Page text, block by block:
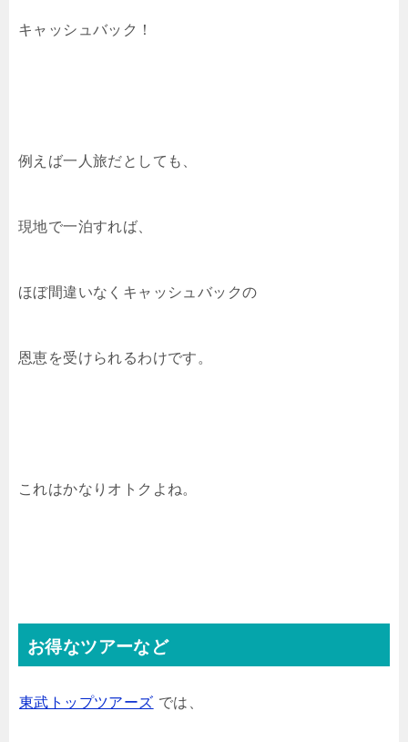
キャッシュバック！
例えば一人旅だとしても、
現地で一泊すれば、
ほぼ間違いなくキャッシュバックの
恩恵を受けられるわけです。
これはかなりオトクよね。
お得なツアーなど
東武トップツアーズ では、